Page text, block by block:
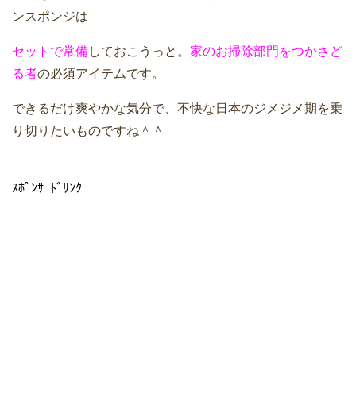
ンスポンジは
セットで常備しておこうっと。 家のお掃除部門をつかさど
る者の必須アイテムです。
できるだけ爽やかな気分で、不快な日本のジメジメ期を乗
り切りたいものですね＾＾
ｽﾎﾟﾝｻｰﾄﾞﾘﾝｸ